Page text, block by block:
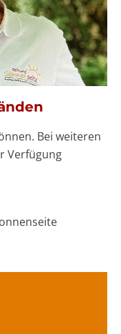
Bei weiteren
Verfügung